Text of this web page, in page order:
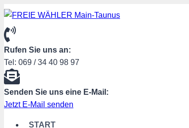
Zum
springen
Rufen Sie uns an:
Tel: 069 / 34 40 98 97
Senden Sie uns eine E-Mail:
Jetzt E-Mail senden
START